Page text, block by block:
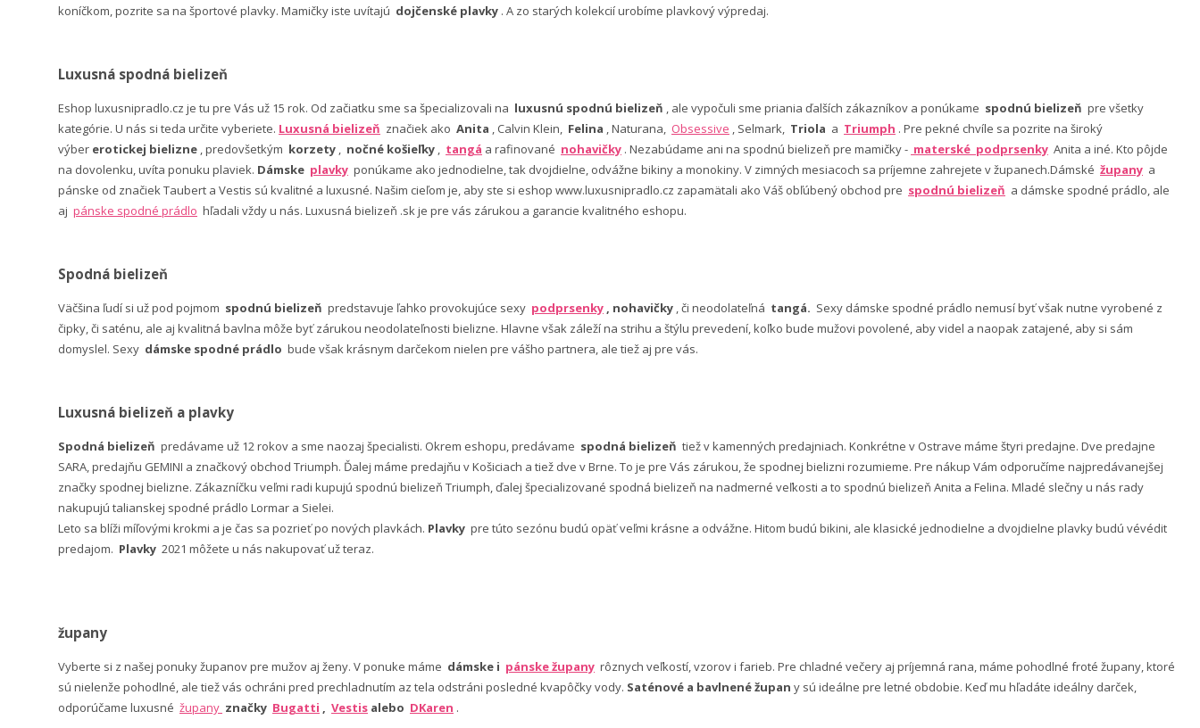
koníčkom, pozrite sa na športové plavky. Mamičky iste uvítajú dojčenské plavky . A zo starých kolekcií urobíme plavkový výpredaj.
Luxusná spodná bielizeň
Eshop luxusnipradlo.cz je tu pre Vás už 15 rok. Od začiatku sme sa špecializovali na luxusnú spodnú bielizeň , ale vypočuli sme priania ďalších zákazníkov a ponúkame spodnú bielizeň pre všetky
kategórie. U nás si teda určite vyberiete. Luxusná bielizeň značiek ako Anita , Calvin Klein, Felina , Naturana, Obsessive , Selmark, Triola a Triumph . Pre pekné chvíle sa pozrite na široký
výber erotickej bielizne , predovšetkým korzety , nočné košieľky , tangá a rafinované nohavičky . Nezabúdame ani na spodnú bielizeň pre mamičky - materské podprsenky Anita a iné. Kto pôjde
na dovolenku, uvíta ponuku plaviek. Dámske plavky ponúkame ako jednodielne, tak dvojdielne, odvážne bikiny a monokiny. V zimných mesiacoch sa príjemne zahrejete v županech.Dámské župany a
pánske od značiek Taubert a Vestis sú kvalitné a luxusné. Našim cieľom je, aby ste si eshop www.luxusnipradlo.cz zapamätali ako Váš obľúbený obchod pre spodnú bielizeň a dámske spodné prádlo, ale
aj pánske spodné prádlo hľadali vždy u nás. Luxusná bielizeň .sk je pre vás zárukou a garancie kvalitného eshopu.
Spodná bielizeň
Väčšina ľudí si už pod pojmom spodnú bielizeň predstavuje ľahko provokujúce sexy podprsenky , nohavičky , či neodolateľná tangá. Sexy dámske spodné prádlo nemusí byť však nutne vyrobené z
čipky, či saténu, ale aj kvalitná bavlna môže byť zárukou neodolateľnosti bielizne. Hlavne však záleží na strihu a štýlu prevedení, koľko bude mužovi povolené, aby videl a naopak zatajené, aby si sám
domyslel. Sexy dámske spodné prádlo bude však krásnym darčekom nielen pre vášho partnera, ale tiež aj pre vás.
Luxusná bielizeň a plavky
Spodná bielizeň predávame už 12 rokov a sme naozaj špecialisti. Okrem eshopu, predávame spodná bielizeň tiež v kamenných predajniach. Konkrétne v Ostrave máme štyri predajne. Dve predajne
SARA, predajňu GEMINI a značkový obchod Triumph. Ďalej máme predajňu v Košiciach a tiež dve v Brne. To je pre Vás zárukou, že spodnej bielizni rozumieme. Pre nákup Vám odporučíme najpredávanejšej
značky spodnej bielizne. Zákazníčku veľmi radi kupujú spodnú bielizeň Triumph, ďalej špecializované spodná bielizeň na nadmerné veľkosti a to spodnú bielizeň Anita a Felina. Mladé slečny u nás rady
nakupujú talianskej spodné prádlo Lormar a Sielei.
Leto sa blíži míľovými krokmi a je čas sa pozrieť po nových plavkách. Plavky pre túto sezónu budú opäť veľmi krásne a odvážne. Hitom budú bikini, ale klasické jednodielne a dvojdielne plavky budú vévédit
predajom. Plavky 2021 môžete u nás nakupovať už teraz.
župany
Vyberte si z našej ponuky županov pre mužov aj ženy. V ponuke máme dámske i pánske župany rôznych veľkostí, vzorov i farieb. Pre chladné večery aj príjemná rana, máme pohodlné froté župany, ktoré
sú nielenže pohodlné, ale tiež vás ochráni pred prechladnutím az tela odstráni posledné kvapôčky vody. Saténové a bavlnené župan y sú ideálne pre letné obdobie. Keď mu hľadáte ideálny darček,
odporúčame luxusné župany značky Bugatti , Vestis alebo DKaren .